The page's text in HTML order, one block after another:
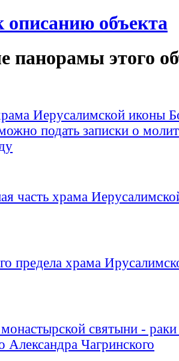
описанию объекта
панорамы этого
Иерусалимской иконы
подать записки о
часть храма
предела храма
святыни -
Александра Чагринского